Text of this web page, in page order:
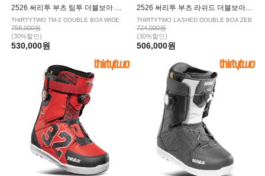
2526 써리투 부츠 팀투 더블보아 와이드 BLACK
THIRTYTWO TM-2 DOUBLE BOA WIDE
758,000원
(30%할인)
530,000원
2526 써리투 부츠 라쉬드 더블보아 제브 NAVY WHITE
THIRTYTWO LASHED DOUBLE BOA ZEB
724,000원
(30%할인)
506,000원